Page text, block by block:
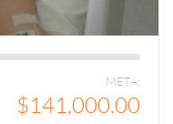
META:
$141,000.00